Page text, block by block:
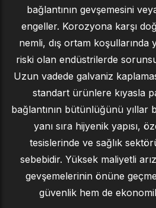
bağlantının gevşemesini
engeller. Korozyona karşı
nemli, dış ortam koşullarında
riski olan endüstrilerde
Uzun vadede galvaniz
standart ürünlere kıyasla
bağlantının bütünlüğünü
yanı sıra hijyenik yapısı,
tesislerinde ve sağlık
sebebidir. Yüksek maliyetli
gevşemelerinin önüne
güvenlik hem de